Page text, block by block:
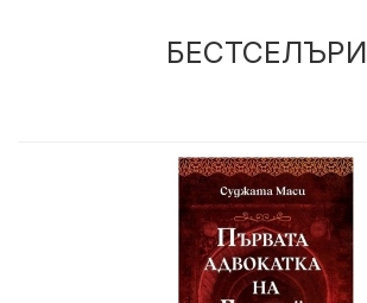
БЕСТСЕЛЪРИ